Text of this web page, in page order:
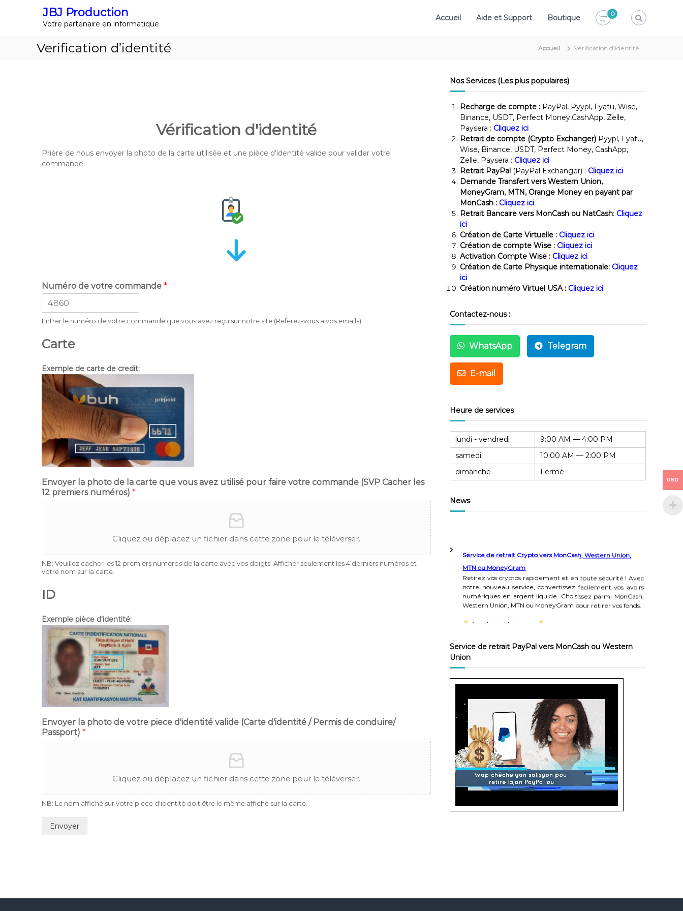
JBJ Production
Votre partenaire en informatique
Accueil Aide et Support Boutique 0
Verification d’identité Accueil Verification d’identité
Vérification d'identité
Prière de nous envoyer la photo de la carte utilisée et une pièce d’identité valide pour valider votre
commande.
Numéro de votre commande *
Entrer le numéro de votre commande que vous avez reçu sur notre site (Referez-vous a vos emails)
Carte
Exemple de carte de credit:
Envoyer la photo de la carte que vous avez utilisé pour faire votre commande (SVP Cacher les
12 premiers numéros) *
Cliquez ou déplacez un fichier dans cette zone pour le téléverser.
NB: Veuillez cacher les 12 premiers numéros de la carte avec vos doigts. Afficher seulement les 4 derniers numéros et
votre nom sur la carte.
ID
Exemple pièce d'identité:
Envoyer la photo de votre piece d'identité valide (Carte d'identité / Permis de conduire/
Passport) *
Cliquez ou déplacez un fichier dans cette zone pour le téléverser.
NB: Le nom affiché sur votre piece d'identité doit être le même affiché sur la carte.
Envoyer
Nos Services (Les plus populaires)
Recharge de compte : PayPal, Pyypl, Fyatu, Wise,
Binance, USDT, Perfect Money,CashApp, Zelle,
Paysera : Cliquez ici
Retrait de compte (Crypto Exchanger) Pyypl, Fyatu,
Wise, Binance, USDT, Perfect Money, CashApp,
Zelle, Paysera : Cliquez ici
Retrait PayPal (PayPal Exchanger) : Cliquez ici
Demande Transfert vers Western Union,
MoneyGram, MTN, Orange Money en payant par
MonCash : Cliquez ici
Retrait Bancaire vers MonCash ou NatCash: Cliquez
ici
Création de Carte Virtuelle : Cliquez ici
Création de compte Wise : Cliquez ici
Activation Compte Wise : Cliquez ici
Création de Carte Physique internationale: Cliquez
ici
Création numéro Virtuel USA : Cliquez ici
Contactez-nous :
WhatsApp Telegram
E-mail
Heure de services
lundi - vendredi
9:00 AM — 4:00 PM
samedi
10:00 AM — 2:00 PM
dimanche
Fermé
News
Service de retrait Crypto vers MonCash, Western Union,
MTN ou MoneyGram
Retirez vos cryptos rapidement et en toute sécurité ! Avec
notre nouveau service, convertissez facilement vos avoirs
numériques en argent liquide. Choisissez parmi MonCash,
Western Union, MTN ou MoneyGram pour retirer vos fonds.
Avantages du service
-Options de retrait variées
-Sécurité garantie
-Processus rapide et transparent
de Retrait Crypto dès maintenant.
#CryptoVersArgent #RetraitRapide #Sécurité #Flexibilité
#MonCash #WesternUnion #MTN #MoneyGram
Rechargez vos comptes Pyypl, Fyatu, Binance, Wise,
Payoneer ou wallets crypto en toute simplicité !
Nous vous proposons un service de recharge rapide et
sécurisé pour vos comptes Pyypl, Fyatu, Binance, Wise,
quotidiennes, investissements et paiements en ligne.
Service de retrait PayPal vers MonCash ou Western
Union
USD